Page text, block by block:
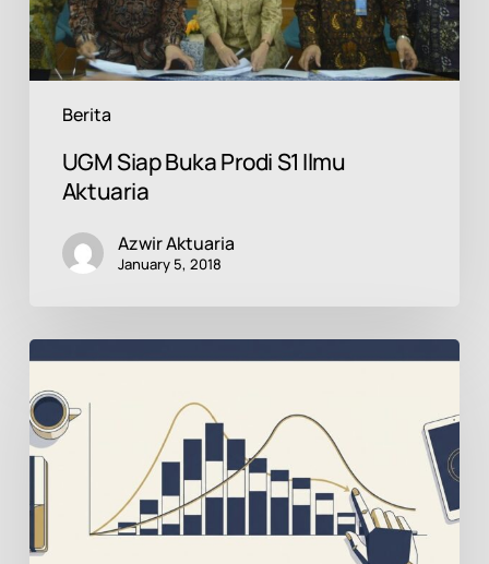
Berita
UGM Siap Buka Prodi S1 Ilmu
Aktuaria
Azwir Aktuaria
January 5, 2018
Mengapa
Jasa
Kini
Bisa
Tajam
Jumlah